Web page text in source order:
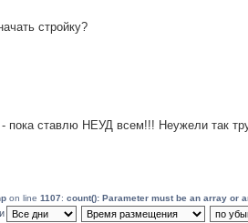
стройку?
пока ставлю НЕУД всем!!! Неужели так
on line 1107: count(): Parameter must be an array or